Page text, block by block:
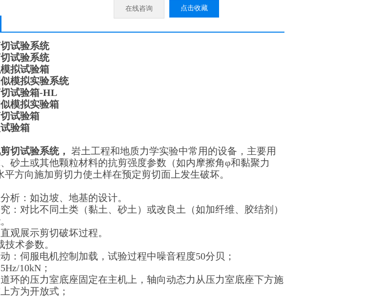
在线咨询 点击收藏
试验系统
试验系统
拟试验箱
模拟实验系统
试验箱-HL
模拟实验箱
试验箱
验箱
切试验系统， 岩土工程和地质力学实验中常用的设备，主要用
砂土或其他颗粒材料的抗剪强度参数（如内摩擦角φ和黏聚力
平方向施加剪切力使土样在预定剪切面上发生破坏。
析：如边坡、地基的设计。
：对比不同土类（黏土、砂土）或改良土（如加纤维、胶结剂）
观展示剪切破坏过程。
技术参数。
：伺服电机控制加载，试验过程中噪音程度50分贝；
10kN；
环的压力室底座固定在主机上，轴向动态力从压力室底座下方施
方为开放式；